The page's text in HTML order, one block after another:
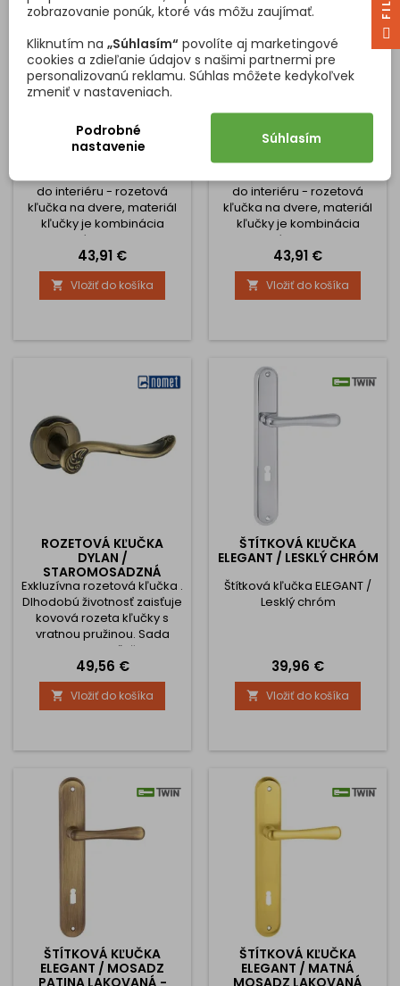
Kľučka...
ROZETOVÁ KĽUČKA
CERAN / STAROZLATÁ -
do interiéru - rozetová
kľučka na dvere, materiál
kľučky je kombinácia
zinkového odliatku s
bronzovou povrchovou
úpravou a následným
patinovaním - táto
povrchová úprava je ručná
kľučka nádhernú osobitú
rovnaká. vzhľad dotvára
Cena
43,91 €
 Vložiť do košíka
ROZETOVÁ KĽUČKA
CERAN / BRONZ PATINA -
PORCELÁN BIELY
do interiéru - rozetová
kľučka na dvere, materiál
kľučky je kombinácia
zinkového odliatku s
bronzovou povrchovou
úpravou a následným
patinovaním - táto
povrchová úprava je ručná
kľučka nádhernú osobitú
jednotlivých kusoch úplne
rovnaká. vzhľad dotvára
biela porcelánová kľučka.
Kľučka...
Cena
43,91 €
 Vložiť do košíka
ROZETOVÁ KĽUČKA
DYLAN /
STAROMOSADZNÁ
Exkluzívna rozetová kľučka .
Dlhodobú životnosť zaisťuje
kovová rozeta kľučky s
vratnou pružinou. Sada
obsahuje: 2ks kľučiek pre
obe strany dverí V prípade
výberu s rozetami aj rozety
na obe strany Kompletný
inštalačný materiál
Cena
49,56 €
 Vložiť do košíka
ŠTÍTKOVÁ KĽUČKA
ELEGANT / LESKLÝ CHRÓM
Štítková kľučka ELEGANT /
Lesklý chróm
Cena
39,96 €
 Vložiť do košíka
ŠTÍTKOVÁ KĽUČKA
ELEGANT / MOSADZ
PATINA LAKOVANÁ -
ŠTÍTKOVÁ KĽUČKA
ELEGANT / MATNÁ
MOSADZ LAKOVANÁ
zobrazovanie ponúk, ktoré vás môžu zaujímať.
Kliknutím na „Súhlasím“ povolíte aj marketingové
cookies a zdieľanie údajov s našimi partnermi pre
personalizovanú reklamu. Súhlas môžete kedykoľvek
zmeniť v nastaveniach.
Podrobné
nastavenie
Súhlasím